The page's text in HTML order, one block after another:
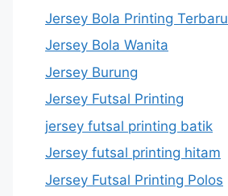
Jersey Bola Printing Terbaru
Jersey Bola Wanita
Jersey Burung
Jersey Futsal Printing
jersey futsal printing batik
Jersey futsal printing hitam
Jersey Futsal Printing Polos